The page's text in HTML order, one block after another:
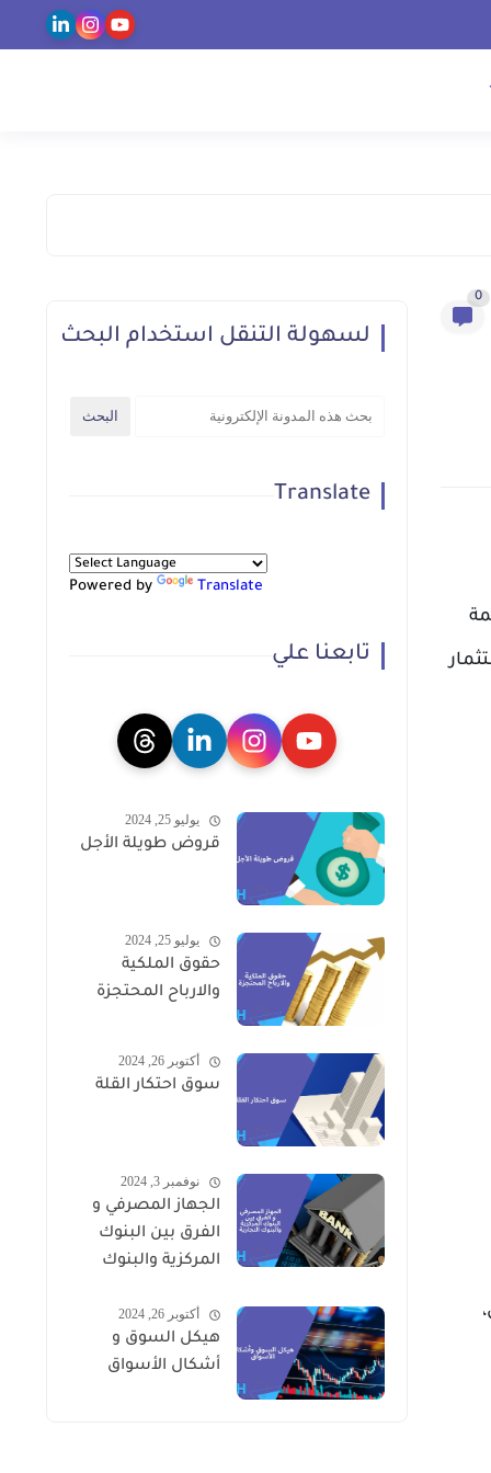
0
لسهولة التنقل استخدام البحث
Translate
Powered by Translate
تابعنا علي
يوليو 25, 2024
قروض طويلة الأجل
يوليو 25, 2024
حقوق الملكية
والارباح المحتجزة
أكتوبر 26, 2024
سوق احتكار القلة
نوفمبر 3, 2024
الجهاز المصرفي و
الفرق بين البنوك
المركزية والبنوك
أكتوبر 26, 2024
هيكل السوق و
أشكال الأسواق